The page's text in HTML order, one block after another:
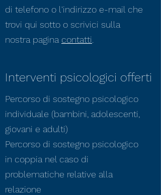
di telefono o l'indirizzo e-mail che
trovi qui sotto o scrivici sulla
nostra pagina contatti
Interventi psicologici offerti
Percorso di sostegno psicologico
individuale (bambini, adolescenti,
giovani e adulti)
Percorso di sostegno psicologico
in coppia nel caso di
problematiche relative alla
relazione